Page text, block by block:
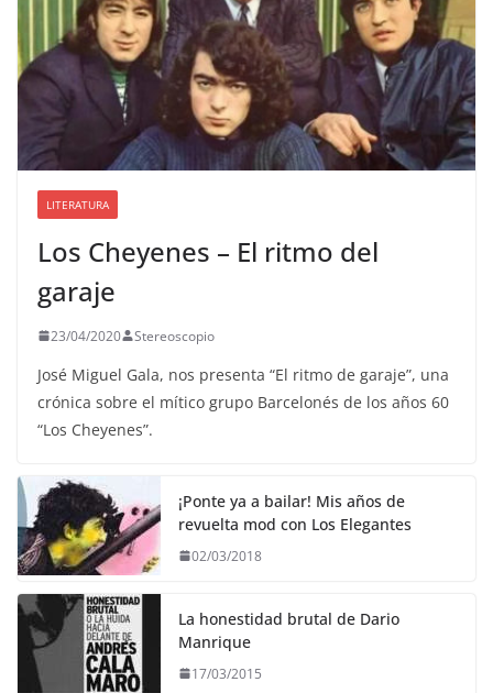
LITERATURA
Los Cheyenes – El ritmo del
garaje
23/04/2020 Stereoscopio
José Miguel Gala, nos presenta “El ritmo de garaje”, una
crónica sobre el mítico grupo Barcelonés de los años 60
“Los Cheyenes”.
¡Ponte ya a bailar! Mis años de
revuelta mod con Los Elegantes
02/03/2018
La honestidad brutal de Dario
Manrique
17/03/2015